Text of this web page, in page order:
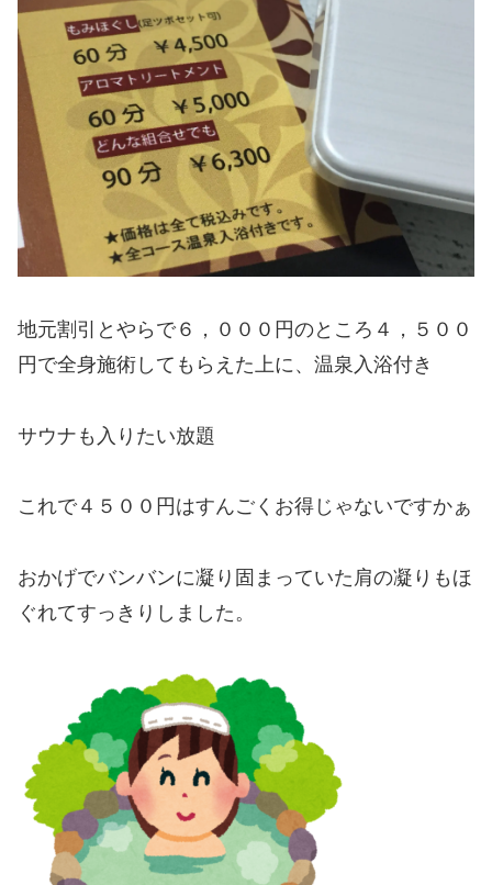
地元割引とやらで６，０００円のところ４，５００
円で全身施術してもらえた上に、温泉入浴付き
サウナも入りたい放題
これで４５００円はすんごくお得じゃないですかぁ
おかげでバンバンに凝り固まっていた肩の凝りもほ
ぐれてすっきりしました。